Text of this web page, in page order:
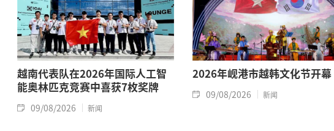
越南代表队在2026年国际人工智
能奥林匹克竞赛中喜获7枚奖牌
09/08/2026 新闻
2026年岘港市越韩文化节开幕
09/08/2026 新闻